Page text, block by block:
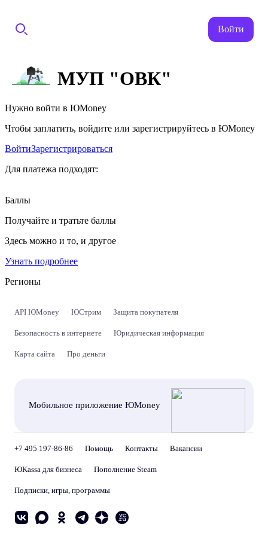
Войти
МУП "ОВК"
Нужно войти в ЮMoney
Чтобы заплатить, войдите или зарегистрируйтесь в ЮMoney
ВойтиЗарегистрироваться
Для платежа подходят:
Баллы
Получайте и тратьте баллы
Здесь можно и то, и другое
Узнать подробнее
Регионы
API ЮMoney ЮСтрим Защита покупателя
Безопасность в интернете Юридическая информация
Карта сайта Про деньги
Мобильное приложение ЮMoney
+7 495 197-86-86 Помощь Контакты Вакансии
ЮKassa для бизнеса Пополнение Steam
Подписки, игры, программы